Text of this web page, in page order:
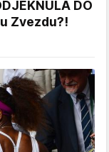
DO
Zvezdu?!